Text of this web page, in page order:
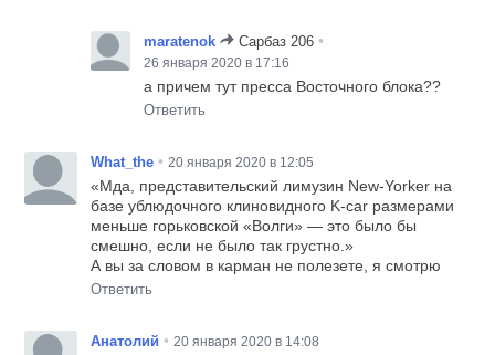
maratenok Сарбаз 206 •
26 января 2020 в 17:16
а причем тут пресса Восточного блока??
Ответить
What_the • 20 января 2020 в 12:05
«Мда, представительский лимузин New-Yorker на
базе ублюдочного клиновидного K-car размерами
меньше горьковской «Волги» — это было бы
смешно, если не было так грустно.»
А вы за словом в карман не полезете, я смотрю
Ответить
Анатолий • 20 января 2020 в 14:08